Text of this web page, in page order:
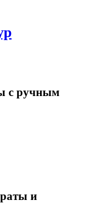
с ручным
и